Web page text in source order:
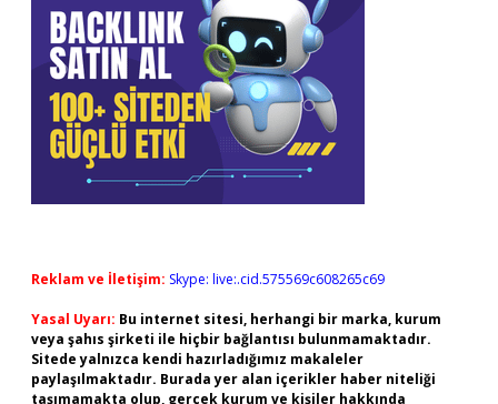
Reklam ve İletişim: Skype: live:.cid.575569c608265c69
Yasal Uyarı: Bu internet sitesi, herhangi bir marka, kurum
veya şahıs şirketi ile hiçbir bağlantısı bulunmamaktadır.
Sitede yalnızca kendi hazırladığımız makaleler
paylaşılmaktadır. Burada yer alan içerikler haber niteliği
taşımamakta olup, gerçek kurum ve kişiler hakkında